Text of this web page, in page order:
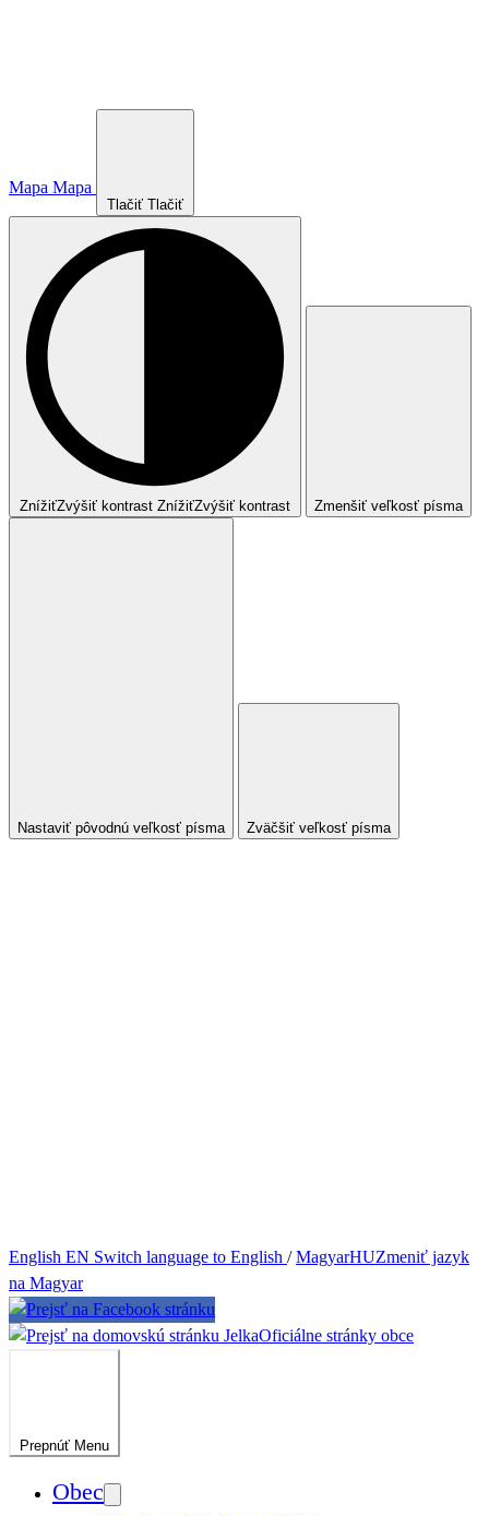
Mapa Mapa
Tlačiť Tlačiť
ZnížiťZvýšiť kontrast ZnížiťZvýšiť kontrast Zmenšiť veľkosť písma
Nastaviť pôvodnú veľkosť písma Zväčšiť veľkosť písma
English EN Switch language to English /MagyarHUZmeniť jazyk
na Magyar
JelkaOficiálne stránky obce
Prepnúť Menu
Obec